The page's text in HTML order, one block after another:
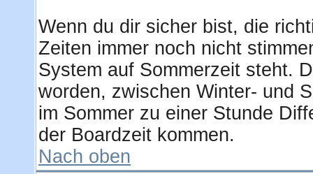
Wenn du dir sicher bist, die
Zeiten immer noch nicht
System auf Sommerzeit steht.
worden, zwischen Winter- und
im Sommer zu einer Stunde
der Boardzeit kommen.
Nach oben